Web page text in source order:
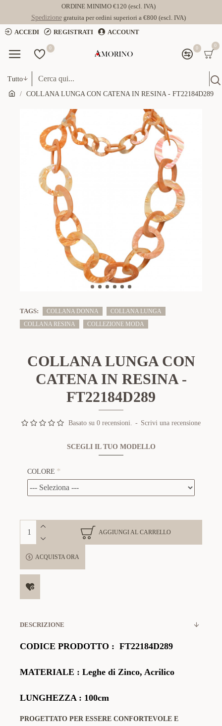
ORDINE MINIMO €120 (escl. IVA)
Spedizionegratuita per ordini superiori a €800 (escl. IVA)
ACCEDI
REGISTRATI ACCOUNT
0 0 0
Tutto
COLLANA LUNGA CON CATENA IN RESINA - FT22184D289
TAGS: COLLANA DONNA
COLLANA LUNGA
COLLANA RESINA
COLLEZIONE MODA
COLLANA LUNGA CON
CATENA IN RESINA -
FT22184D289
Basato su 0 recensioni. - Scrivi una recensione
SCEGLI IL TUO MODELLO
COLORE
AGGIUNGI AL CARRELLO
ACQUISTA ORA
DESCRIZIONE
CODICE PRODOTTO : FT22184D289
MATERIALE : Leghe di Zinco, Acrilico
LUNGHEZZA : 100cm
PROGETTATO PER ESSERE CONFORTEVOLE E